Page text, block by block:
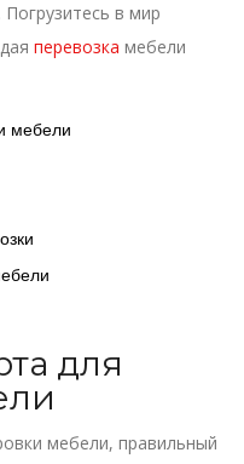
Погрузитесь в мир
перевозка мебели
мебели
для
мебели, правильный